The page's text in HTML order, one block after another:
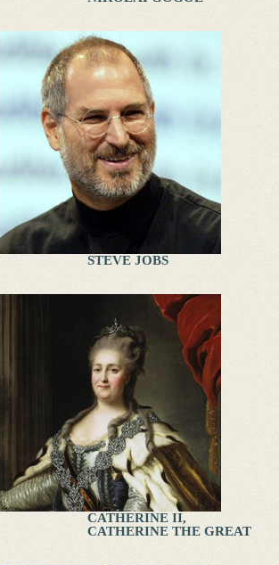
STEVE JOBS
CATHERINE II,
CATHERINE THE GREAT